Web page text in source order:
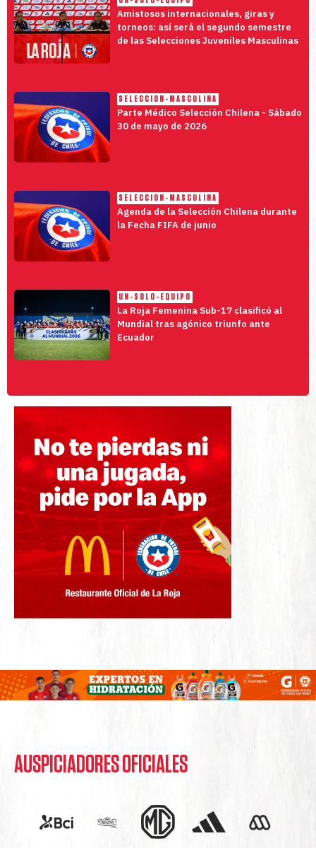
Amistosos internacionales, giras y
torneos: así será el segundo semestre
de las Selecciones Juveniles Masculinas
SELECCION-MASCULINA
Parte Médico Selección Chilena - Sábado
30 de mayo de 2026
SELECCION-MASCULINA
Agenda de la Selección Chilena durante
la Fecha FIFA de junio
UN-SOLO-EQUIPO
La Roja Femenina Sub-17 clasificó al
Mundial tras agónico triunfo ante
Ecuador
AUSPICIADORES OFICIALES